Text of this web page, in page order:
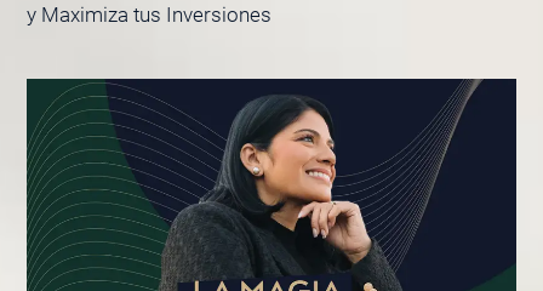
y Maximiza tus Inversiones